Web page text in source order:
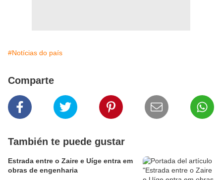
#Notícias do país
Comparte
También te puede gustar
Estrada entre o Zaire e Uíge entra em
obras de engenharia